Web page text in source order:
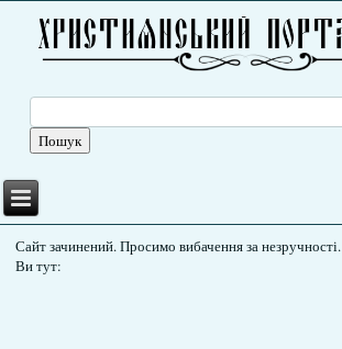
Сайт зачинений. Просимо вибачення за незручності.
Ви тут: